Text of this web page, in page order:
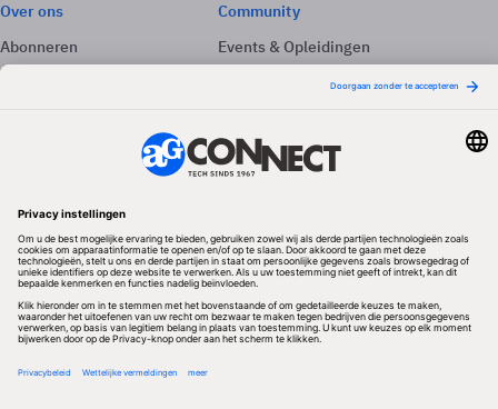
Over ons
Abonneren
Adverteren
Community
Events & Opleidingen
Nieuwsbrieven
Volg ons
Redactionele partner